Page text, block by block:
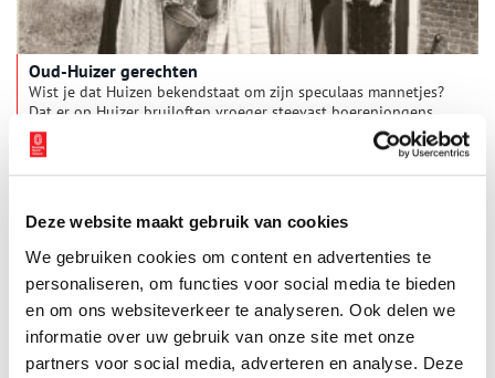
Deze website maakt gebruik van cookies
We gebruiken cookies om content en advertenties te
personaliseren, om functies voor social media te bieden
en om ons websiteverkeer te analyseren. Ook delen we
informatie over uw gebruik van onze site met onze
partners voor social media, adverteren en analyse. Deze
Oud-Huizer gerechten
Wist je dat Huizen bekendstaat om zijn speculaas mannetjes?
Dat er op Huizer bruiloften vroeger steevast boerenjongens
werden gegeten? En heb je wel eens gehoord van een
‘broeder’? Lees hier de geschiedenis en recepten van deze
smakelijke streekgerechten.